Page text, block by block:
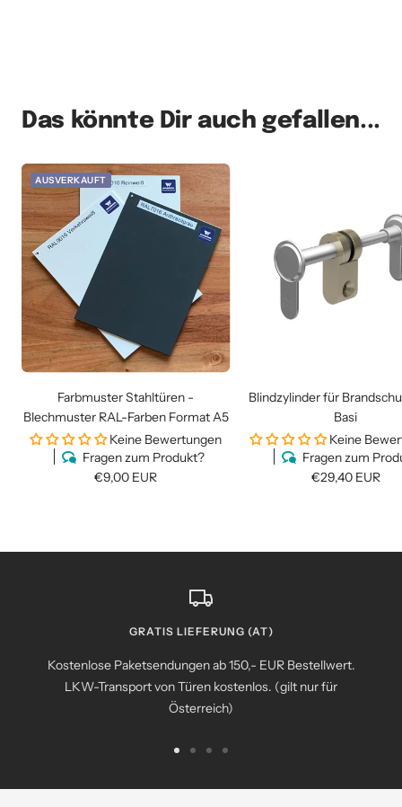
Das könnte Dir auch gefallen...
AUSVERKAUFT
Farbmuster Stahltüren -
Blechmuster RAL-Farben Format A5
Keine Bewertungen
Fragen zum Produkt?
Angebotspreis
€9,00 EUR
Blindzylinder für
Basi
Keine
Fragen zum
Angebotspreis
€29,40 EUR
GRATIS LIEFERUNG (AT)
Kostenlose Paketsendungen ab 150,- EUR Bestellwert.
LKW-Transport von Türen kostenlos. (gilt nur für
Österreich)